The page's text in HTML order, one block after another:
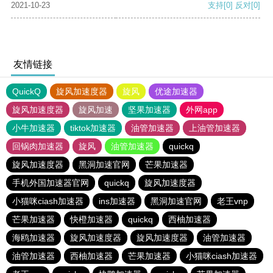
2021-10-23 支持[0] 反对[0]
友情链接
QuickQ 旋风加速度器 旋风
优途加速器
旋风加速度器
旋风加速 坚果加速器
外网app
小牛加速器
tiktok加速器 油管加速器
上油管加速器
回锅肉加速器
旋风 油管加速器
quickq
旋风加速度器
黑洞加速官网
芒果加速器
手机外国加速器官网
quickq
旋风加速度器
小猫咪ciash加速器
ins加速器 黑洞加速官网
老王vnp
芒果加速器
快橙加速器 quickq
西柚加速器
海鸥加速器
旋风加速度器 旋风加速度器
油管加速器
油管加速器
西柚加速器 芒果加速器
小猫咪ciash加速器